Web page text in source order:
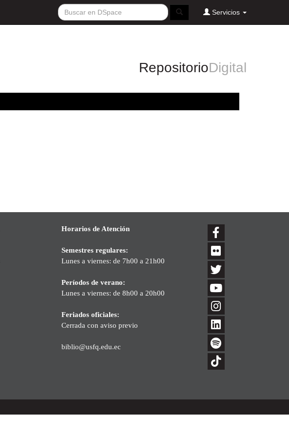
Servicios
RepositorioDigital
Horarios de Atención
Semestres regulares:
Lunes a viernes: de 7h00 a 21h00
Períodos de verano:
Lunes a viernes: de 8h00 a 20h00
Feriados oficiales:
Cerrada con aviso previo
biblio@usfq.edu.ec